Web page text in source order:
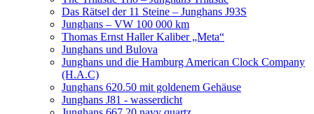
Das Rätsel der 11 Steine – Junghans J93S
Junghans – VW 100 000 km
Thomas Ernst Haller Kaliber „Meta“
Junghans und Bulova
Junghans und die Hamburg American Clock Company
(H.A.C)
Junghans 620.50 mit goldenem Gehäuse
Junghans J81 - wasserdicht